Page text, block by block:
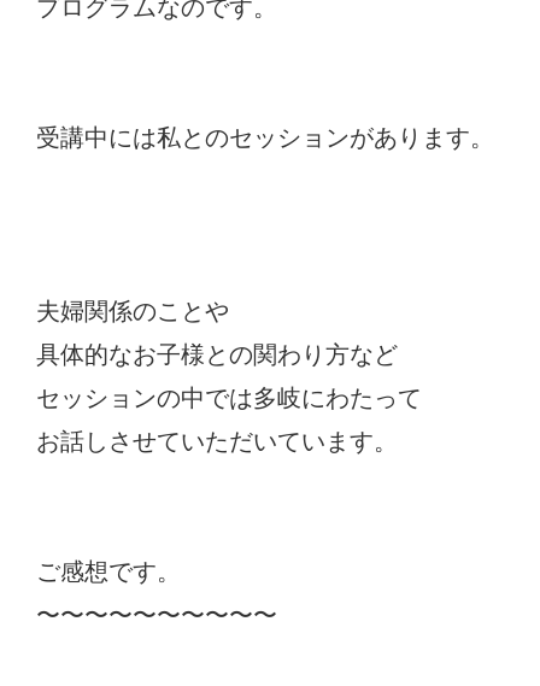
プログラムなのです。
受講中には私とのセッションがあります。
夫婦関係のことや
具体的なお子様との関わり方など
セッションの中では多岐にわたって
お話しさせていただいています。
ご感想です。
〜〜〜〜〜〜〜〜〜〜